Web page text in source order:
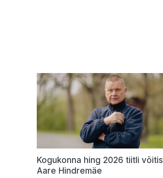
Kogukonna hing 2026 tiitli võitis
Aare Hindremäe